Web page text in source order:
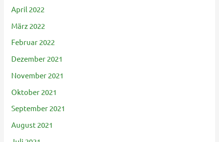
April 2022
März 2022
Februar 2022
Dezember 2021
November 2021
Oktober 2021
September 2021
August 2021